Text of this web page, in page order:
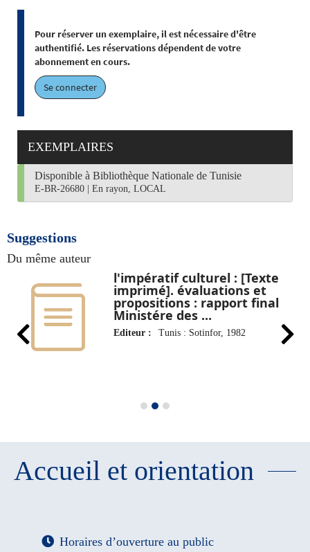
Pour réserver un exemplaire, il est nécessaire d'être
authentifié. Les réservations dépendent de votre
abonnement en cours.
Se connecter
EXEMPLAIRES
Disponible à Bibliothèque Nationale de Tunisie
E-BR-26680 En rayon, LOCAL
Suggestions
Du même auteur
l'impératif culturel : [Texte
imprimé]. évaluations et
propositions : rapport final
Ministére des ...
Editeur : Tunis : Sotinfor, 1982
Accueil et orientation
Horaires d’ouverture au public